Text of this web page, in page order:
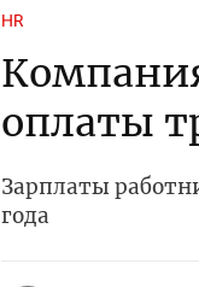
HR
оплаты
Зарплаты
года